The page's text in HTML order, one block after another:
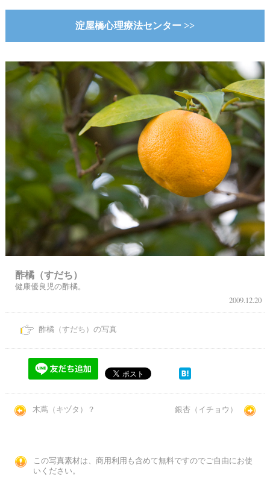
淀屋橋心理療法センター >>
酢橘（すだち）
健康優良児の酢橘。
2009.12.20
酢橘（すだち）の写真
木蔦（キヅタ）？ 銀杏（イチョウ）
この写真素材は、商用利用も含めて無料ですのでご自由にお使
いください。